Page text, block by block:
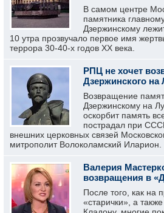
В самом центре
памятника
Дзержинскому
10 утра прозвучало первое имя
террора 30-40-х годов ХХ века.
РПЦ не хочет
Дзержинского на
Возвращение
Дзержинскому на
оскорбит память
пострадал при
внешних церковных связей
митрополит Волоколамский Иларион.
Валерия
возвращения в
После того, как на
«старички», а